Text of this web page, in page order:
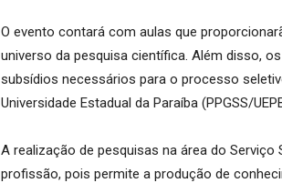
O evento contará com aulas que
universo da pesquisa científica. Além disso,
subsídios necessários para o processo
Universidade Estadual da Paraíba (PPGSS/
A realização de pesquisas na área do
profissão, pois permite a produção de